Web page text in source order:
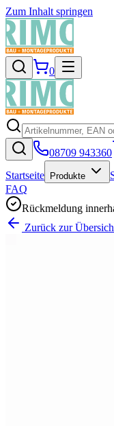
Zum Inhalt springen
0
08709 943360
Startseite
Produkte
FAQ
Rückmeldung
Zurück zur